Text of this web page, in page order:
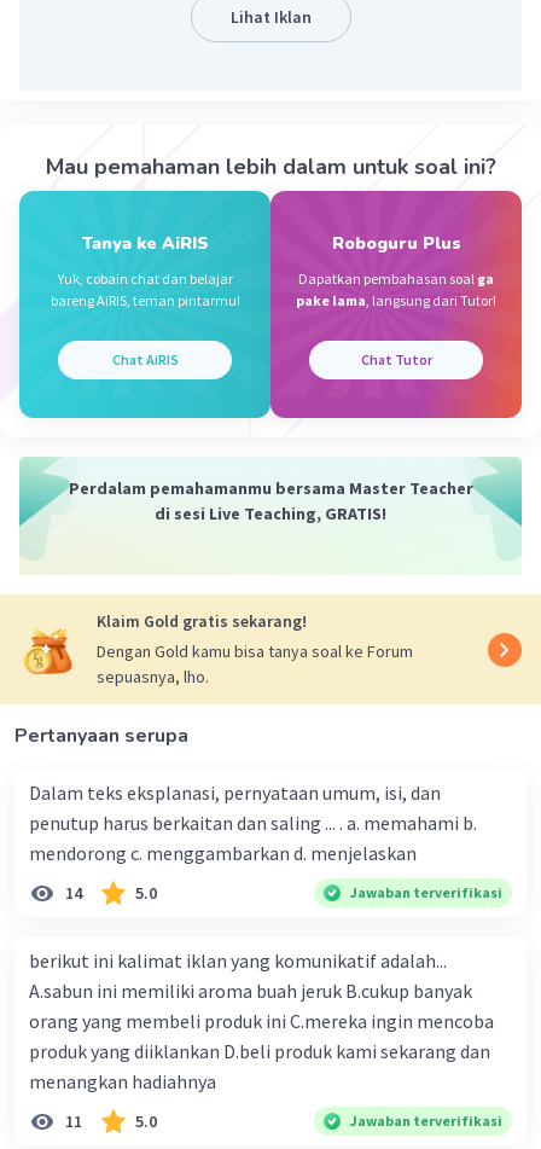
informasi pribadi, pendidikan, pengalaman kerja,
keterampilan, prestasi, dan referensi seseorang.
Beri Rating·0.0(0) Balas
29 November 2023 13:59
atau CV
Lihat Iklan
Mau pemahaman lebih dalam untuk soal ini?
Tanya ke AiRIS
Yuk, cobain chat dan belajar
bareng AiRIS, teman pintarmu!
Chat AiRIS
Roboguru Plus
Dapatkan pembahasan soal ga
pake lama, langsung dari Tutor!
Chat Tutor
Perdalam pemahamanmu bersama Master Teacher
di sesi Live Teaching, GRATIS!
Klaim Gold gratis sekarang!
Dengan Gold kamu bisa tanya soal ke Forum
sepuasnya, lho.
Pertanyaan serupa
Dalam teks eksplanasi, pernyataan umum, isi, dan
penutup harus berkaitan dan saling ... . a. memahami b.
mendorong c. menggambarkan d. menjelaskan
14 5.0 Jawaban terverifikasi
berikut ini kalimat iklan yang komunikatif adalah...
A.sabun ini memiliki aroma buah jeruk B.cukup banyak
orang yang membeli produk ini C.mereka ingin mencoba
produk yang diiklankan D.beli produk kami sekarang dan
menangkan hadiahnya
11 5.0 Jawaban terverifikasi